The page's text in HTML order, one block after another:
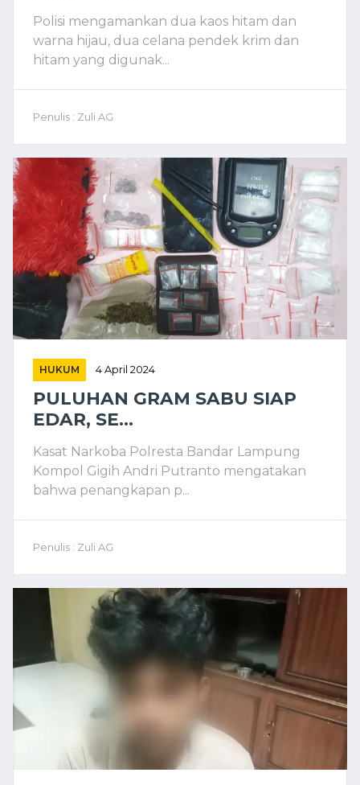
Polisi mengamankan dua kaos hitam dan
warna hijau, dua celana pendek krim dan
hitam yang digunak...
Penulis : Zuli AG
HUKUM 4 April 2024
PULUHAN GRAM SABU SIAP
EDAR, SE...
Kasat Narkoba Polresta Bandar Lampung
Kompol Gigih Andri Putranto mengatakan
bahwa penangkapan p...
Penulis : Zuli AG